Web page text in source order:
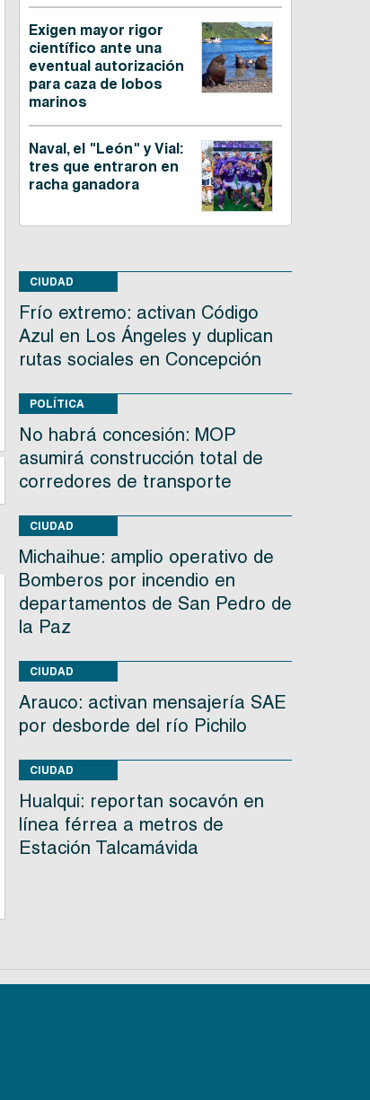
Exigen mayor rigor
científico ante una
eventual autorización
para caza de lobos
marinos
Naval, el "León" y Vial:
tres que entraron en
racha ganadora
CIUDAD
Frío extremo: activan Código
Azul en Los Ángeles y duplican
rutas sociales en Concepción
POLÍTICA
No habrá concesión: MOP
asumirá construcción total de
corredores de transporte
CIUDAD
Michaihue: amplio operativo de
Bomberos por incendio en
departamentos de San Pedro de
la Paz
CIUDAD
Arauco: activan mensajería SAE
por desborde del río Pichilo
CIUDAD
Hualqui: reportan socavón en
línea férrea a metros de
Estación Talcamávida